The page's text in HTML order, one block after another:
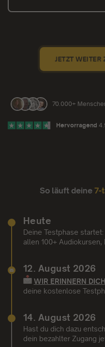
JETZT WEITER
70.000+
Hervorragend
So läuft deine 7-
Heute
Deine Testphase
allen 100+
12. August 2026
WIR ERINNERN DICH
deine kostenlose
14. August 2026
Hast du dich dazu
dein bezahlter Zugang